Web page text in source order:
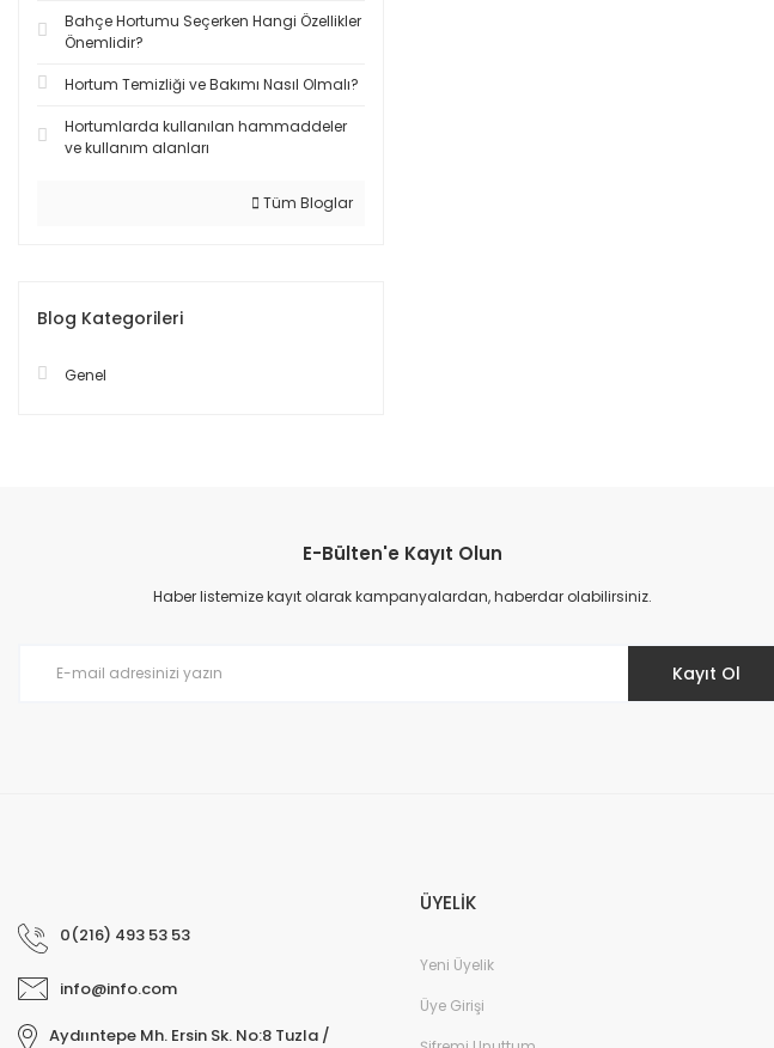
Bahçe Hortumu Seçerken Hangi Özellikler
Önemlidir?
Hortum Temizliği ve Bakımı Nasıl Olmalı?
Hortumlarda kullanılan hammaddeler
ve kullanım alanları
Tüm Bloglar
Blog Kategorileri
Genel
E-Bülten'e Kayıt Olun
Haber listemize kayıt olarak kampanyalardan, haberdar olabilirsiniz.
Kayıt Ol
0(216) 493 53 53
info@info.com
Aydııntepe Mh. Ersin Sk. No:8 Tuzla /
ÜYELİK
Yeni Üyelik
Üye Girişi